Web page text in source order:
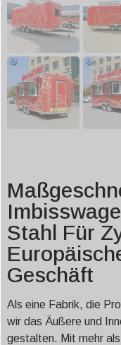
Stahl Für
Geschäft
Als eine Fabrik, die
wir das Äußere und
gestalten. Mit mehr